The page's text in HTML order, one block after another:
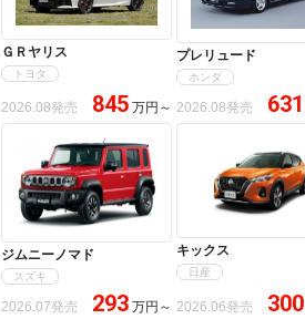
ＧＲヤリス
トヨタ
2026.08発売 845 万円 ～
プレリュード
ホンダ
2026.08発売 631
ジムニーノマド
スズキ
2026.07発売 293 万円 ～
キックス
日産
2026.06発売 300